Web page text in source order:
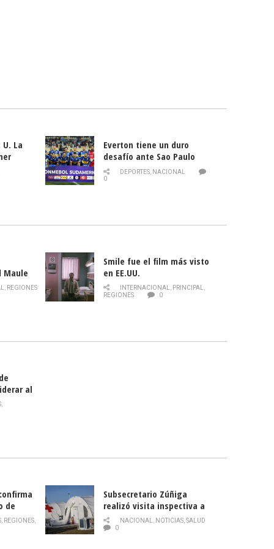
La
Everton tiene un duro
desafío ante Sao Paulo
DEPORTES, NACIONAL
0
Maule
de la
, REGIONES
Smile fue el film más visto
en EE.UU.
INTERNACIONAL, PRINCIPAL,
REGIONES
0
al
,
de
, REGIONES,
Subsecretario Zúñiga
realizó visita inspectiva a
Hospital Modular Sótero del
Río
NACIONAL, NOTICIAS,SALUD
0